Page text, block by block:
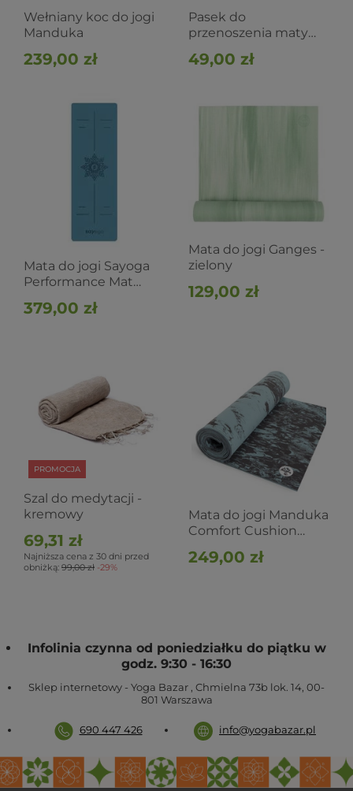
Wełniany koc do jogi
Manduka
239,00 zł
Pasek do
przenoszenia maty
49,00 zł
Mata do jogi Sayoga
Performance Mat
379,00 zł
Mata do jogi Ganges -
zielony
129,00 zł
PROMOCJA
Szal do medytacji -
kremowy
69,31 zł
Najniższa cena z 30 dni przed
obniżką: 99,00 zł -29%
Mata do jogi Manduka
Comfort Cushion
Marble
249,00 zł
Infolinia czynna od poniedziałku do piątku w
godz. 9:30 - 16:30
Sklep internetowy - Yoga Bazar , Chmielna 73b lok. 14, 00-
801 Warszawa
690 447 426 info@yogabazar.pl